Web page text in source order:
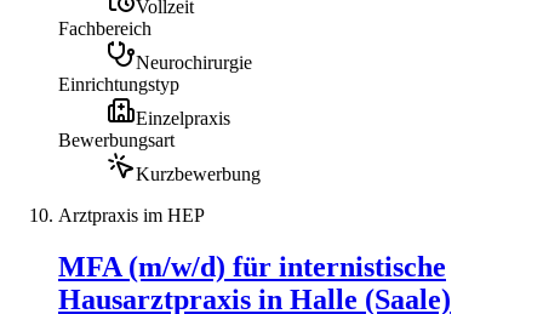
Vollzeit
Fachbereich
Neurochirurgie
Einrichtungstyp
Einzelpraxis
Bewerbungsart
Kurzbewerbung
Arztpraxis im HEP
MFA (m/w/d) für internistische
Hausarztpraxis in Halle (Saale)